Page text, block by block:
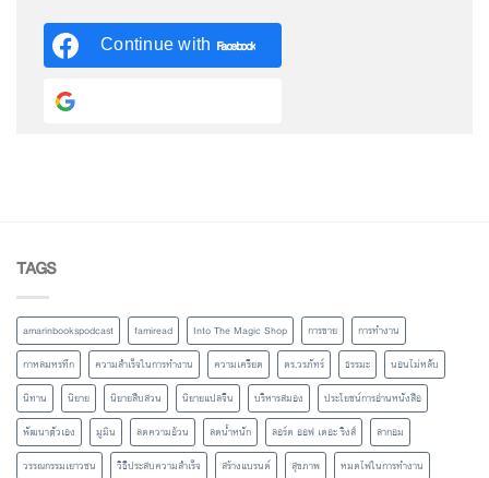
Continue with Facebook
TAGS
amarinbookspodcast famiread Into The Magic Shop การขาย
การทำงาน
กาหลมหรทึก
ความสำเร็จในการทำงาน ความเครียด ดร.วรภัทร์ ธรรมะ
นอนไม่หลับ
นิทาน
นิยาย นิยายสืบสวน นิยายแปลจีน บริหารสมอง
ประโยชน์การอ่านหนังสือ
พัฒนาตัวเอง
มูมิน ลดความอ้วน ลดน้ำหนัก ลอร์ด ออฟ เดอะ ริงส์
ลากอม
วรรณกรรมเยาวชน
วิธีประสบความสำเร็จ สร้างแบรนด์ สุขภาพ
หมดไฟในการทำงาน